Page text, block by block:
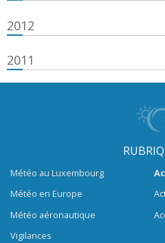
2012
2011
Météo au Luxembourg
Météo en Europe
Météo aéronautique
Vigilances